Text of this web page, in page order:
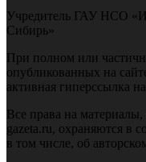
Учредитель ГАУ НСО
Сибирь»
При полном или
опубликованных на
активная гиперссылка
Все права на
gazeta.ru, охраняются в
в том числе, об